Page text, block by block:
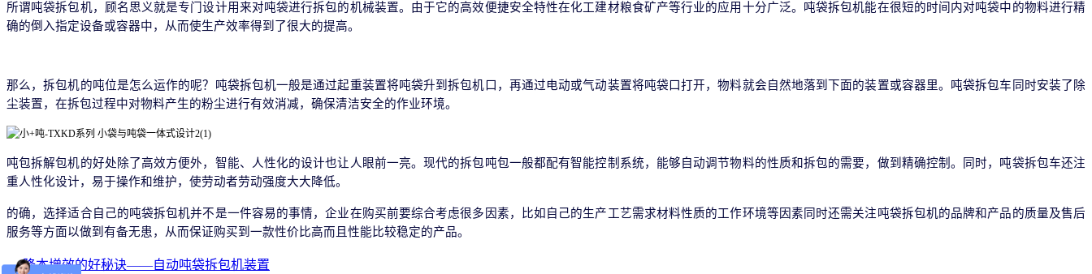
所谓吨袋拆包机，顾名思义就是专门设计用来对吨袋进行拆包的机械装置。由于它的高效便捷安全特性在化工建材粮食矿产等行业的应用十分广泛。吨袋拆包机能在很短的时间内对吨袋中的物料进行精
确的倒入指定设备或容器中，从而使生产效率得到了很大的提高。
那么，拆包机的吨位是怎么运作的呢？吨袋拆包机一般是通过起重装置将吨袋升到拆包机口，再通过电动或气动装置将吨袋口打开，物料就会自然地落到下面的装置或容器里。吨袋拆包车同时安装了除
尘装置，在拆包过程中对物料产生的粉尘进行有效消减，确保清洁安全的作业环境。
吨包拆解包机的好处除了高效方便外，智能、人性化的设计也让人眼前一亮。现代的拆包吨包一般都配有智能控制系统，能够自动调节物料的性质和拆包的需要，做到精确控制。同时，吨袋拆包车还注
重人性化设计，易于操作和维护，使劳动者劳动强度大大降低。
的确，选择适合自己的吨袋拆包机并不是一件容易的事情，企业在购买前要综合考虑很多因素，比如自己的生产工艺需求材料性质的工作环境等因素同时还需关注吨袋拆包机的品牌和产品的质量及售后
服务等方面以做到有备无患，从而保证购买到一款性价比高而且性能比较稳定的产品。
降本增效的好秘诀——自动吨袋拆包机装置